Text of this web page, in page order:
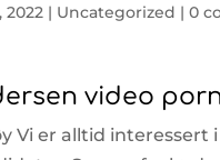
2022 | Uncategorized |0
video
Vi er alltid interessert